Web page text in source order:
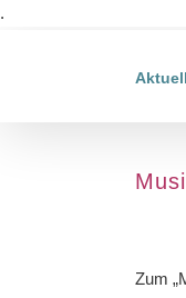
.
Aktuell
Zum